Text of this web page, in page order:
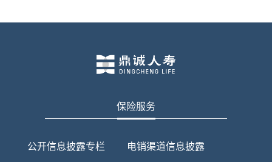
保险服务
公开信息披露专栏 电销渠道信息披露